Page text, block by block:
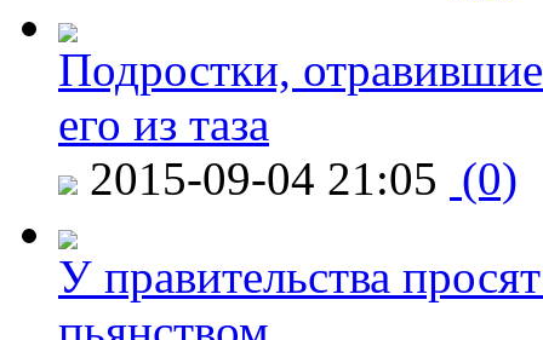
Подростки,
его из таза
2015-09-04 21:05 (0)
У правительства